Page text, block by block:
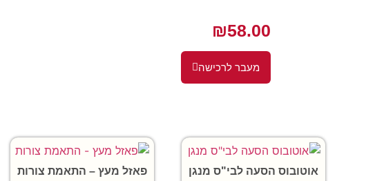
₪58.00
מעבר לרכישה
אוטובוס הסעה לבי"ס מנגן פאזל מעץ – התאמת צורות